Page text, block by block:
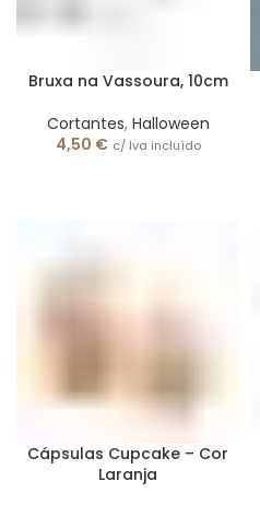
Bruxa na Vassoura, 10cm
Cortantes, Halloween
4,50 € c/ Iva incluído
Cápsulas Cupcake – Cor
Laranja